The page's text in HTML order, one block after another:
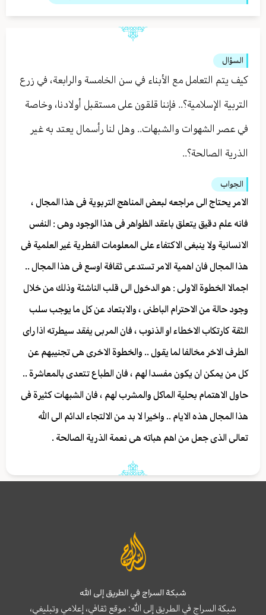
السؤال
كيف يتم التعامل مع الأبناء في سن الخامسة والرابعة، في زرع
التربية الإسلامية؟.. فإننا قلقون على مستقبل أولادنا، وخاصة
في عصر الشهوات والشبهات.. وهل لنا رأسمال يعتد به غير
الذرية الصالحة؟..
الجواب
الامر يحتاج الى مراجعه لبعض المناهج التربوية فى هذا المجال ،
فانه علم دقيق يتعلق باعقد الظواهر فى هذا الوجود وهى : النفس
الانسانية ولا ينبغى الاكتفاء على المعلومات الفطرية غير العلمية فى
هذا المجال فان اهمية الامر تستدعى ثقافة اوسع فى هذا المجال ..
اجمالا الخطوة الاولى : هو الدخول الى قلب الناشئة وذلك من خلال
وجود حالة من الاحترام الباطنى ، والابتعاد عن كل ما يوجب سلب
الثقة كارتكاب الاخطاء او الذنوب ، فان المربى يفقد سيطرته اذا راى
الطرف الاخر مخالفا لما يقول .. والخطوة الاخرى هى تجنيبهم عن
كل من يمكن ان يكون مفسدا لهم ، فان الطباع تتعدى بالمعاشرة ..
حاول الاهتمام بحلية الماكل والمشرب لهم ، فان الشبهات كثيرة فى
هذا المجال هذه الايام .. واخيرا لا بد من الالتجاء الدائم الى الله
تعالى الذى جعل من اهم هباته هى نعمة الذرية الصالحة .
شبكة السراج في الطريق إلى الله
شبكة السراج في الطريق إلى الله؛ موقع ثقافي، إعلامي وتبليغي،